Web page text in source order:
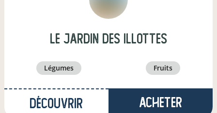
LE JARDIN DES ILLOTTES
légumes fruits
Découvrir Acheter